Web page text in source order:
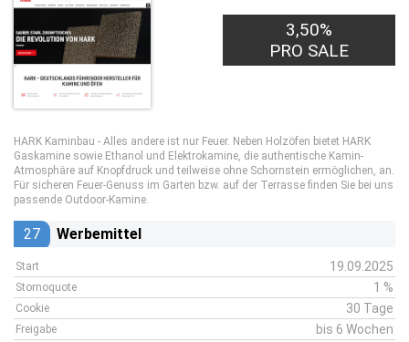
3,50%
PRO SALE
HARK Kaminbau - Alles andere ist nur Feuer. Neben Holzöfen bietet HARK
Gaskamine sowie Ethanol und Elektrokamine, die authentische Kamin-
Atmosphäre auf Knopfdruck und teilweise ohne Schornstein ermöglichen, an.
Für sicheren Feuer-Genuss im Garten bzw. auf der Terrasse finden Sie bei uns
passende Outdoor-Kamine.
27 Werbemittel
Start 19.09.2025
Stornoquote 1 %
Cookie 30 Tage
Freigabe bis 6 Wochen